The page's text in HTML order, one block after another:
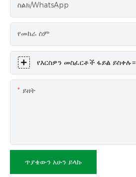
ስልክ/WhatsApp
የመከራ ስም
የእርስዎን መስፈርቶች ፋይል ይስቀሉ።
ይዘት
ጥያቄውን አሁን ይላኩ